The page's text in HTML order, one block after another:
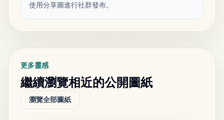
Caribbean Sea 1
0%
使用分享圖進行社群發布。
更多靈感
繼續瀏覽相近的公開圖紙
瀏覽全部圖紙